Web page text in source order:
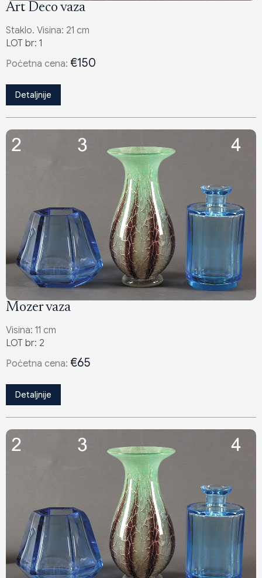
Art Deco vaza
Staklo. Visina: 21 cm
LOT br: 1
Poċetna cena: €150
Detaljnije
Mozer vaza
Visina: 11 cm
LOT br: 2
Poċetna cena: €65
Detaljnije